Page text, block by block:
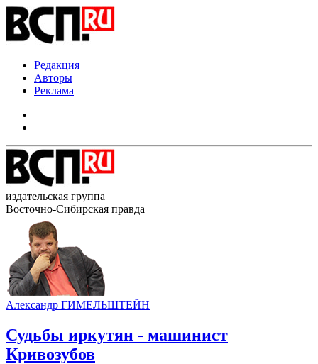
Редакция
Авторы
Реклама
издательская группа
Восточно-Сибирская правда
Александр ГИМЕЛЬШТЕЙН
Судьбы иркутян - машинист
Кривозубов